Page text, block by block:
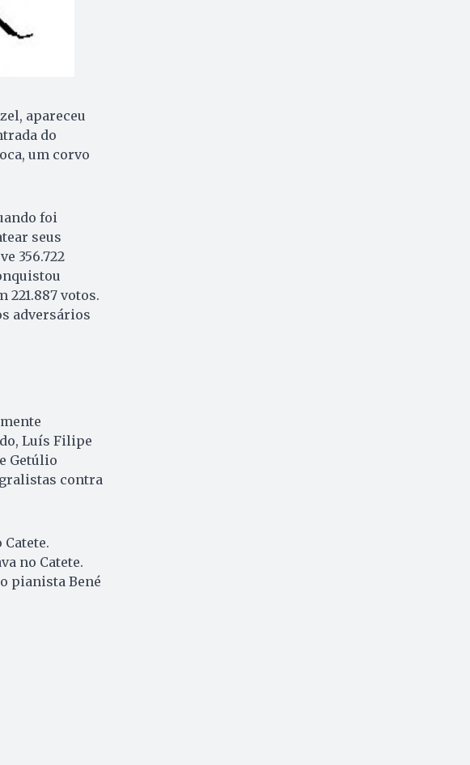
apareceu
do
um corvo
foi
seus
356.722
221.887 votos.
adversários
Luís Filipe
Getúlio
contra
no Catete.
pianista Bené